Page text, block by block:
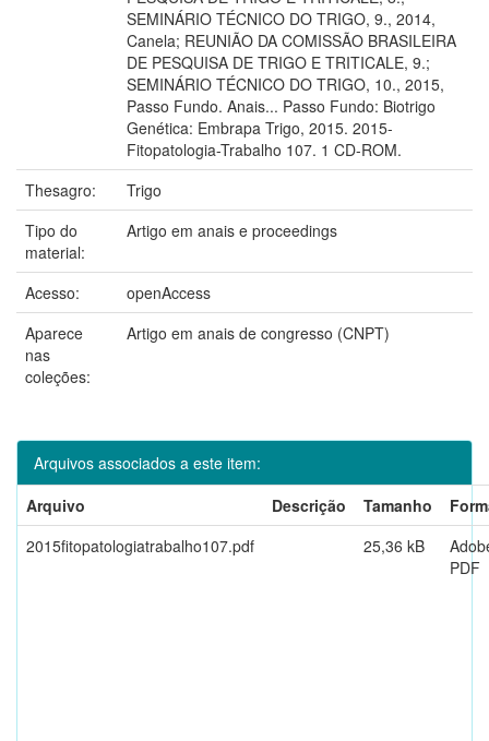
SEMINÁRIO TÉCNICO DO TRIGO, 9., 2014,
Canela; REUNIÃO DA COMISSÃO BRASILEIRA
DE PESQUISA DE TRIGO E TRITICALE, 9.;
SEMINÁRIO TÉCNICO DO TRIGO, 10., 2015,
Passo Fundo. Anais... Passo Fundo: Biotrigo
Genética: Embrapa Trigo, 2015. 2015-
Fitopatologia-Trabalho 107. 1 CD-ROM.
Thesagro:
Trigo
Tipo do
material:
Artigo em anais e proceedings
Acesso:
openAccess
Aparece
nas
coleções:
Artigo em anais de congresso (CNPT)
Arquivos associados a este item:
Arquivo
Descrição Tamanho
2015fitopatologiatrabalho107.pdf
25,36 kB
PDF